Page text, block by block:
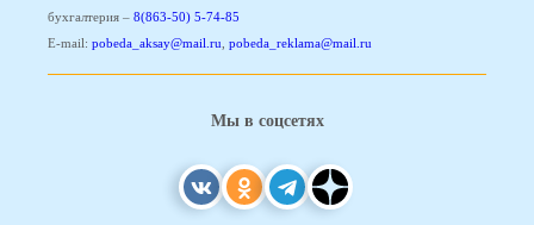
бухгалтерия – 8(863-50) 5-74-85
E-mail: pobeda_aksay@mail.ru, pobeda_reklama@mail.ru
Мы в соцсетях